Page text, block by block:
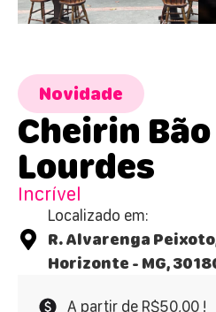
Novidade
Cheirin
Lourdes
Incrível
Localizado em:
R. Alvarenga
Horizonte - MG,
A partir de R$50,00 !